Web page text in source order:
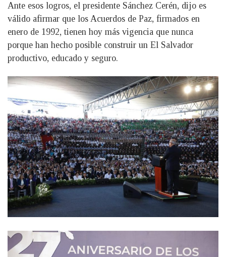
Ante esos logros, el presidente Sánchez Cerén, dijo es
válido afirmar que los Acuerdos de Paz, firmados en
enero de 1992, tienen hoy más vigencia que nunca
porque han hecho posible construir un El Salvador
productivo, educado y seguro.